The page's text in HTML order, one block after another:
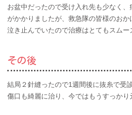
お盆中だったので受け入れ先も少なく
がかかりましたが、救急隊の皆様のお
泣き止んでいたので治療はとてもスムー
その後
結局２針縫ったので1週間後に抜糸で受診
傷口も綺麗に治り、今ではもうすっかり